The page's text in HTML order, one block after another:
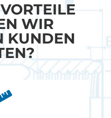
WIR
KUNDEN